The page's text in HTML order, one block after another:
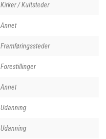
Kirker / Kultsteder
Annet
Framføringssteder
Forestillinger
Annet
Udanning
Udanning